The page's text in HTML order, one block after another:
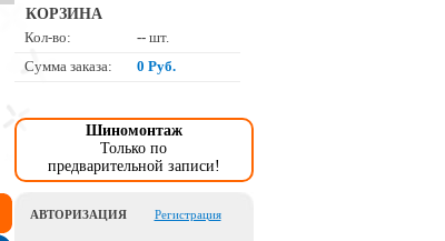
КОРЗИНА
Кол-во:
--шт.
Сумма заказа:
0 Руб.
Шиномонтаж
Только по
предварительной записи!
АВТОРИЗАЦИЯ Регистрация